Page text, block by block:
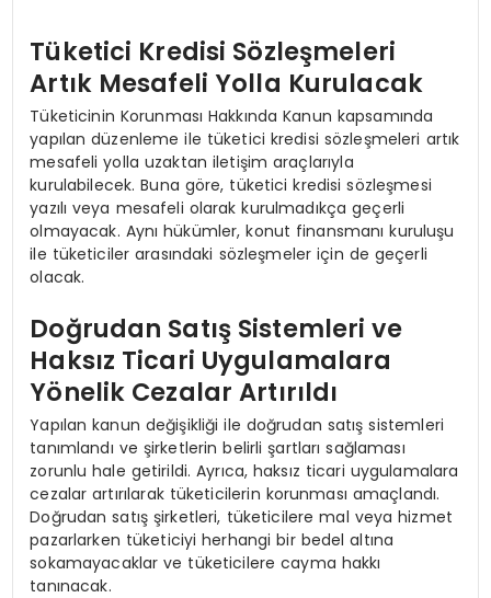
Tüketici Kredisi Sözleşmeleri
Artık Mesafeli Yolla Kurulacak
Tüketicinin Korunması Hakkında Kanun kapsamında
yapılan düzenleme ile tüketici kredisi sözleşmeleri artık
mesafeli yolla uzaktan iletişim araçlarıyla
kurulabilecek. Buna göre, tüketici kredisi sözleşmesi
yazılı veya mesafeli olarak kurulmadıkça geçerli
olmayacak. Aynı hükümler, konut finansmanı kuruluşu
ile tüketiciler arasındaki sözleşmeler için de geçerli
olacak.
Doğrudan Satış Sistemleri ve
Haksız Ticari Uygulamalara
Yönelik Cezalar Artırıldı
Yapılan kanun değişikliği ile doğrudan satış sistemleri
tanımlandı ve şirketlerin belirli şartları sağlaması
zorunlu hale getirildi. Ayrıca, haksız ticari uygulamalara
cezalar artırılarak tüketicilerin korunması amaçlandı.
Doğrudan satış şirketleri, tüketicilere mal veya hizmet
pazarlarken tüketiciyi herhangi bir bedel altına
sokamayacaklar ve tüketicilere cayma hakkı
tanınacak.